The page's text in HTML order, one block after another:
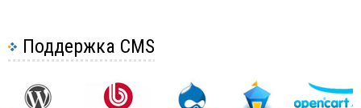
Поддержка CMS